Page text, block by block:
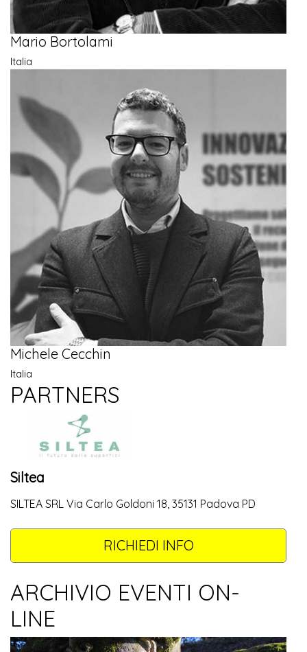
Mario Bortolami
Italia
Michele Cecchin
Italia
PARTNERS
Siltea
SILTEA SRL Via Carlo Goldoni 18, 35131 Padova PD
RICHIEDI INFO
ARCHIVIO EVENTI ON-
LINE